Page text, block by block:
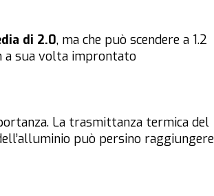
di 2.0, ma che può scendere a 1.2
a sua volta improntato
La trasmittanza termica del
può persino raggiungere